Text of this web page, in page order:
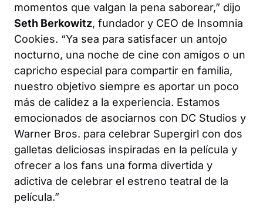
momentos que valgan la pena saborear,” dijo
Seth Berkowitz, fundador y CEO de Insomnia
Cookies. “Ya sea para satisfacer un antojo
nocturno, una noche de cine con amigos o un
capricho especial para compartir en familia,
nuestro objetivo siempre es aportar un poco
más de calidez a la experiencia. Estamos
emocionados de asociarnos con DC Studios y
Warner Bros. para celebrar Supergirl con dos
galletas deliciosas inspiradas en la película y
ofrecer a los fans una forma divertida y
adictiva de celebrar el estreno teatral de la
película.”